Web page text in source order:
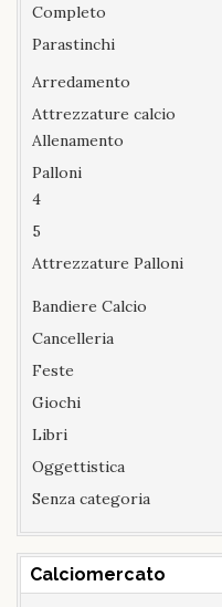
Completo
Parastinchi
Arredamento
Attrezzature calcio
Allenamento
Palloni
4
5
Attrezzature Palloni
Bandiere Calcio
Cancelleria
Feste
Giochi
Libri
Oggettistica
Senza categoria
Calciomercato